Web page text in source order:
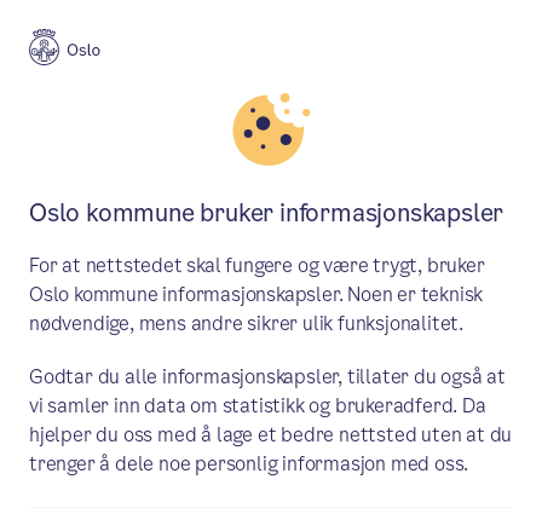
Utbygging på Skullerud, Oppsal
og Eterfabrikken blir tema på
neste møte i Østensjø
bydelsutvalg
På møte 15. juni skal politikerne uttale
seg om forslag om utbygginger i
Oslo kommune bruker informasjonskapsler
For at nettstedet skal fungere og være trygt, bruker
Oslo kommune informasjonskapsler. Noen er teknisk
nødvendige, mens andre sikrer ulik funksjonalitet.
Godtar du alle informasjonskapsler, tillater du også at
vi samler inn data om statistikk og brukeradferd. Da
hjelper du oss med å lage et bedre nettsted uten at du
trenger å dele noe personlig informasjon med oss.